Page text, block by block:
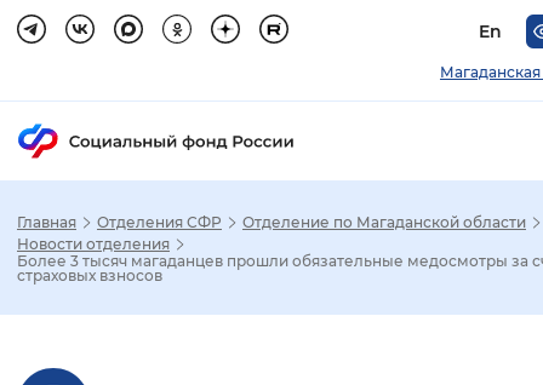
En
Главная Отделения СФР
Отделение по Магаданской области
Новости отделения
Более 3 тысяч магаданцев прошли обязательные медосмотры за
страховых взносов